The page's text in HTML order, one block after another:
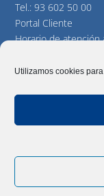
Utilizamos cookies
Tel.:93 602 50 00
Portal Cliente
Horario de atención
AWERTY